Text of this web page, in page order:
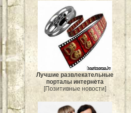
Лучшие развлекательные
порталы интернета
[Позитивные новости]